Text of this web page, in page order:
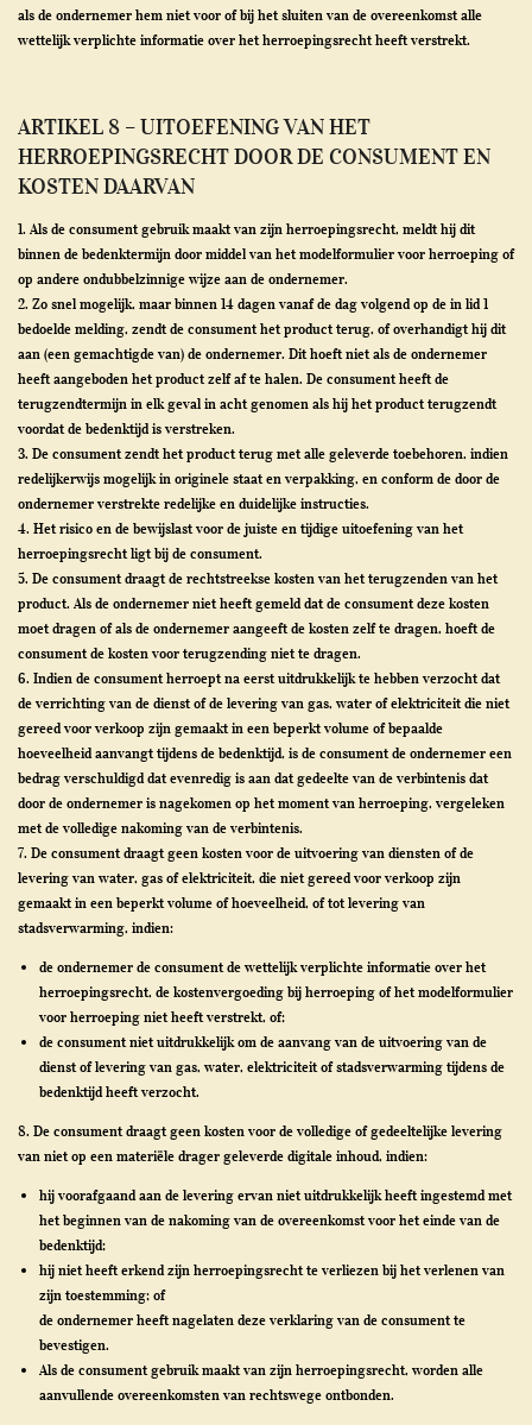
als de ondernemer hem niet voor of bij het sluiten van de overeenkomst alle
wettelijk verplichte informatie over het herroepingsrecht heeft verstrekt.
ARTIKEL 8 – UITOEFENING VAN HET
HERROEPINGSRECHT DOOR DE CONSUMENT EN
KOSTEN DAARVAN
1. Als de consument gebruik maakt van zijn herroepingsrecht, meldt hij dit
binnen de bedenktermijn door middel van het modelformulier voor herroeping of
op andere ondubbelzinnige wijze aan de ondernemer.
2. Zo snel mogelijk, maar binnen 14 dagen vanaf de dag volgend op de in lid 1
bedoelde melding, zendt de consument het product terug, of overhandigt hij dit
aan (een gemachtigde van) de ondernemer. Dit hoeft niet als de ondernemer
heeft aangeboden het product zelf af te halen. De consument heeft de
terugzendtermijn in elk geval in acht genomen als hij het product terugzendt
voordat de bedenktijd is verstreken.
3. De consument zendt het product terug met alle geleverde toebehoren, indien
redelijkerwijs mogelijk in originele staat en verpakking, en conform de door de
ondernemer verstrekte redelijke en duidelijke instructies.
4. Het risico en de bewijslast voor de juiste en tijdige uitoefening van het
herroepingsrecht ligt bij de consument.
5. De consument draagt de rechtstreekse kosten van het terugzenden van het
product. Als de ondernemer niet heeft gemeld dat de consument deze kosten
moet dragen of als de ondernemer aangeeft de kosten zelf te dragen, hoeft de
consument de kosten voor terugzending niet te dragen.
6. Indien de consument herroept na eerst uitdrukkelijk te hebben verzocht dat
de verrichting van de dienst of de levering van gas, water of elektriciteit die niet
gereed voor verkoop zijn gemaakt in een beperkt volume of bepaalde
hoeveelheid aanvangt tijdens de bedenktijd, is de consument de ondernemer een
bedrag verschuldigd dat evenredig is aan dat gedeelte van de verbintenis dat
door de ondernemer is nagekomen op het moment van herroeping, vergeleken
met de volledige nakoming van de verbintenis.
7. De consument draagt geen kosten voor de uitvoering van diensten of de
levering van water, gas of elektriciteit, die niet gereed voor verkoop zijn
gemaakt in een beperkt volume of hoeveelheid, of tot levering van
stadsverwarming, indien:
de ondernemer de consument de wettelijk verplichte informatie over het
herroepingsrecht, de kostenvergoeding bij herroeping of het modelformulier
voor herroeping niet heeft verstrekt, of;
de consument niet uitdrukkelijk om de aanvang van de uitvoering van de
dienst of levering van gas, water, elektriciteit of stadsverwarming tijdens de
bedenktijd heeft verzocht.
8. De consument draagt geen kosten voor de volledige of gedeeltelijke levering
van niet op een materiële drager geleverde digitale inhoud, indien:
hij voorafgaand aan de levering ervan niet uitdrukkelijk heeft ingestemd met
het beginnen van de nakoming van de overeenkomst voor het einde van de
bedenktijd;
hij niet heeft erkend zijn herroepingsrecht te verliezen bij het verlenen van
zijn toestemming; of
de ondernemer heeft nagelaten deze verklaring van de consument te
bevestigen.
Als de consument gebruik maakt van zijn herroepingsrecht, worden alle
aanvullende overeenkomsten van rechtswege ontbonden.